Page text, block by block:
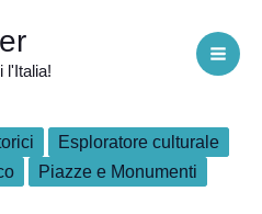
l'Italia!
Esploratore culturale
Piazze e Monumenti